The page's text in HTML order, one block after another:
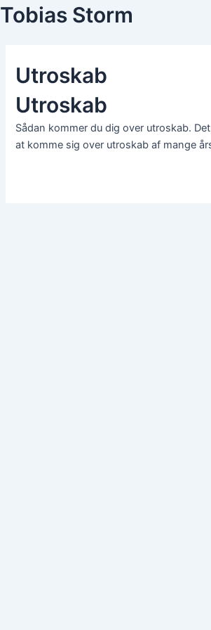
Skip
to
Tobias Storm
Utroskab
Utroskab
Sådan kommer du dig over utroskab.
at komme sig over utroskab af mange